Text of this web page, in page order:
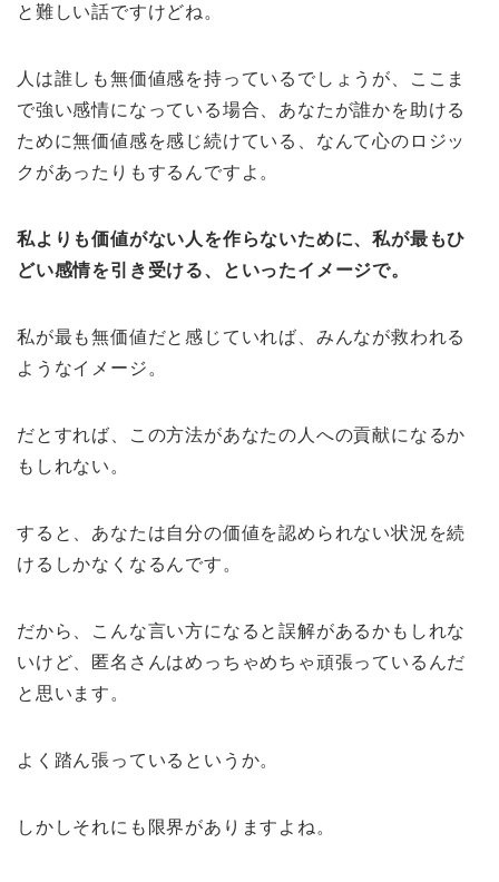
と難しい話ですけどね。
人は誰しも無価値感を持っているでしょうが、ここま
で強い感情になっている場合、あなたが誰かを助ける
ために無価値感を感じ続けている、なんて心のロジッ
クがあったりもするんですよ。
私よりも価値がない人を作らないために、私が最もひ
どい感情を引き受ける、といったイメージで。
私が最も無価値だと感じていれば、みんなが救われる
ようなイメージ。
だとすれば、この方法があなたの人への貢献になるか
もしれない。
すると、あなたは自分の価値を認められない状況を続
けるしかなくなるんです。
だから、こんな言い方になると誤解があるかもしれな
いけど、匿名さんはめっちゃめちゃ頑張っているんだ
と思います。
よく踏ん張っているというか。
しかしそれにも限界がありますよね。